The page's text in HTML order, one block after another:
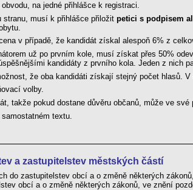
na jedné přihlášce k registraci.
stranu, musí k přihlášce přiložit petici s podpisem
v případě, že kandidát získal alespoň 6% z
už po prvním kole, musí získat přes 50%
kandidáty z prvního kola. Jeden z nich
že oba kandidáti získají stejný počet hlasů. V
volby.
takže pokud dostane důvěru občanů, může ve své
textu.
a zastupitelstev městských částí
do zastupitelstev obcí a o změně některých
obcí a o změně některých zákonů, ve znění